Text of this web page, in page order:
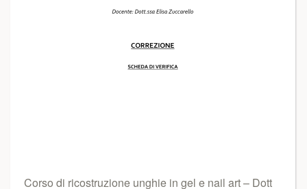
Corso di ricostruzione unghie in gel e nail art – Dott